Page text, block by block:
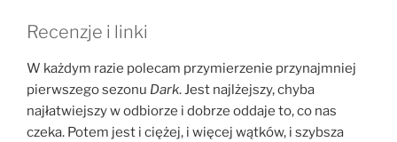
Recenzje i linki
W każdym razie polecam przymierzenie przynajmniej
pierwszego sezonu Dark. Jest najlżejszy, chyba
najłatwiejszy w odbiorze i dobrze oddaje to, co nas
czeka. Potem jest i ciężej, i więcej wątków, i szybsza